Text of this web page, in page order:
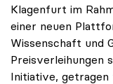
Klagenfurt im
einer neuen
Wissenschaft und
Preisverleihungen
Initiative, getragen